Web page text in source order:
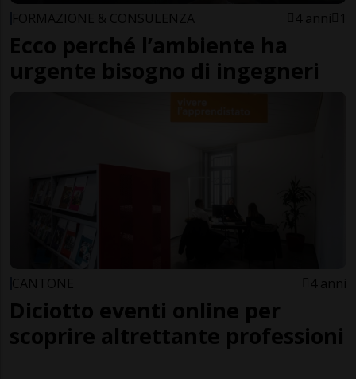
FORMAZIONE & CONSULENZA 4 anni 1
Ecco perché l’ambiente ha
urgente bisogno di ingegneri
CANTONE 4 anni
Diciotto eventi online per
scoprire altrettante professioni